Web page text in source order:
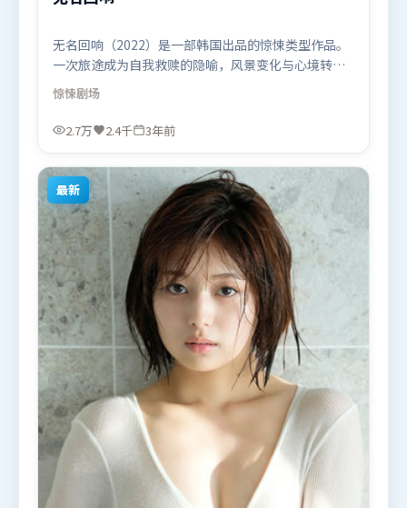
无名回响（2022）是一部韩国出品的惊悚类型作品。
一次旅途成为自我救赎的隐喻，风景变化与心境转折
彼此呼应。类型元素被重新组合，既致敬经典也尝试
突破套路。由薛晓路执导，章子怡、肖战、段奕宏，
赵丽颖、黄渤、张译等联袂出演。影片于2022年11月
材的观众观看。
惊悚剧场
2.7万 2.4千 3年前
最新